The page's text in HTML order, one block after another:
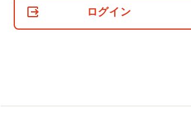
て
ログイン